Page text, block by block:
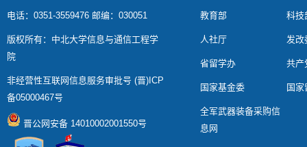
电话：0351-3559476 邮编：030051
版权所有：中北大学信息与通信工程学
院
非经营性互联网信息服务审批号 (晋)ICP
备05000467号
晋公网安备 14010002001550号
教育部 科技
人社厅 发改
省留学办 共产
国家基金委 国
全军武器装备采购信
息网